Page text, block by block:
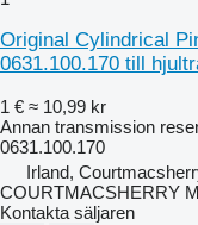
Original Cylindrical
0631.100.170 till
1 € ≈ 10,99 kr
Annan transmission
0631.100.170
Irland,
COURTMACSHERRY
Kontakta säljaren